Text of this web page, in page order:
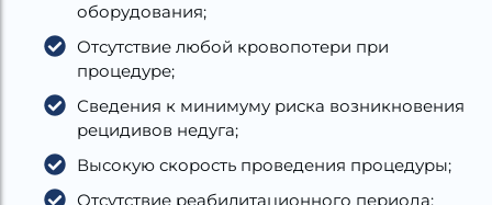
оборудования;
Отсутствие любой кровопотери при
процедуре;
Сведения к минимуму риска возникновения
рецидивов недуга;
Высокую скорость проведения процедуры;
Отсутствие реабилитационного периода;